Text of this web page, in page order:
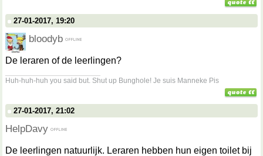
27-01-2017, 19:20
bloodyb
De leraren of de leerlingen?
Huh-huh-huh you said but. Shut up Bunghole! Je suis Manneke Pis
27-01-2017, 21:02
HelpDavy
De leerlingen natuurlijk. Leraren hebben hun eigen toilet bij